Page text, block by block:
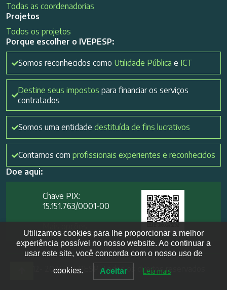
Todas as coordenadorias
Projetos
Todos os projetos
Porque escolher o IVEPESP:
Somos reconhecidos como Utilidade Pública e ICT
Destine seus impostos para financiar os serviços
contratados
Somos uma entidade destituída de fins lucrativos
Contamos com profissionais experientes e reconhecidos
Doe aqui:
Chave PIX:
15.151.763/0001-00​
2012- 2026 IVEPESP. Todos os direitos reservados
Utilizamos cookies para lhe proporcionar a melhor
experiência possível no nosso website. Ao continuar a
usar este site, você concorda com o nosso uso de
cookies. Aceitar Leia mais